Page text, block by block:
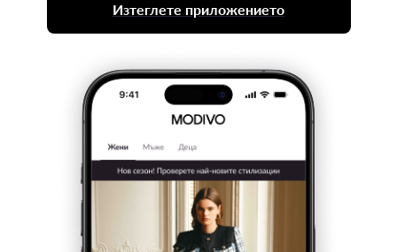
Изтеглете приложението